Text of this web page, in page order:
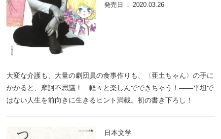
発売日
2020.03.26
大変な介護も、大量の劇団員の食事作りも、〈亜土ちゃん〉の手に
かかると、摩訶不思議！ 軽々と楽しんでできちゃう！――平坦で
はない人生を前向きに生きるヒント満載。初の書き下ろし！
日本文学